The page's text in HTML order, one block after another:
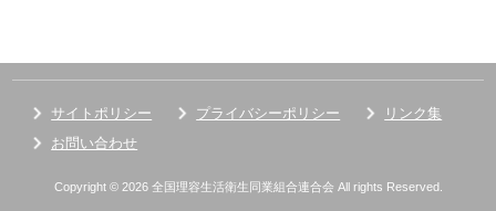
サイトポリシー プライバシーポリシー
リンク集
お問い合わせ
Copyright © 2026 全国理容生活衛生同業組合連合会 All rights Reserved.